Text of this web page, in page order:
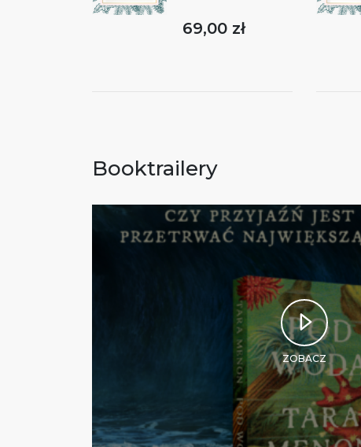
69,00 zł
Booktrailery
ZOBACZ